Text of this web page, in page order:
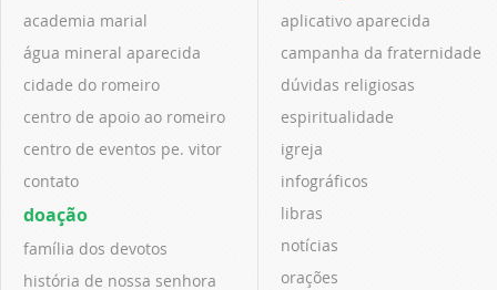
academia marial
água mineral aparecida
cidade do romeiro
centro de apoio ao romeiro
centro de eventos pe. vitor
contato
doação
família dos devotos
história de nossa senhora
aplicativo aparecida
campanha da fraternidade
dúvidas religiosas
espiritualidade
igreja
infográficos
libras
notícias
orações